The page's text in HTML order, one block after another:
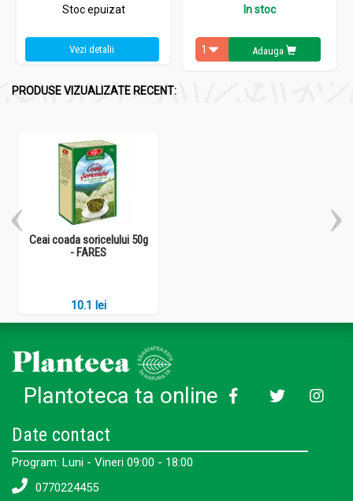
Stoc epuizat
Vezi detalii
In stoc
Adauga
PRODUSE VIZUALIZATE RECENT:
Ceai coada soricelului 50g
- FARES
10.1 lei
Plantoteca ta online
Date contact
Program: Luni - Vineri 09:00 - 18:00
0770224455